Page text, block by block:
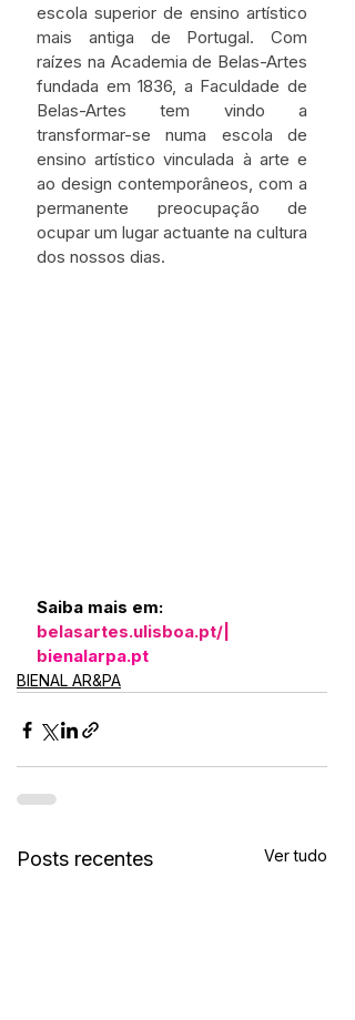
escola superior de ensino artístico
mais antiga de Portugal. Com
raízes na Academia de Belas-Artes
fundada em 1836, a Faculdade de
Belas-Artes tem vindo a
transformar-se numa escola de
ensino artístico vinculada à arte e
ao design contemporâneos, com a
permanente preocupação de
ocupar um lugar actuante na cultura
dos nossos dias.
Saiba mais em:
belasartes.ulisboa.pt/
bienalarpa.pt
BIENAL AR&PA
Posts recentes Ver tudo